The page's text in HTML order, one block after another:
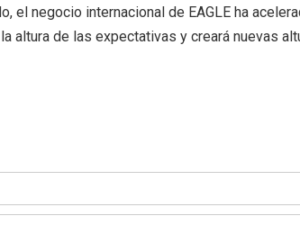
el negocio internacional de EAGLE ha
altura de las expectativas y creará nuevas